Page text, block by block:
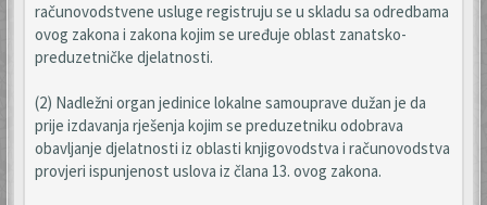
računovodstvene usluge registruju se u skladu sa odredbama
ovog zakona i zakona kojim se uređuje oblast zanatsko-
preduzetničke djelatnosti.
(2) Nadležni organ jedinice lokalne samouprave dužan je da
prije izdavanja rješenja kojim se preduzetniku odobrava
obavljanje djelatnosti iz oblasti knjigovodstva i računovodstva
provjeri ispunjenost uslova iz člana 13. ovog zakona.